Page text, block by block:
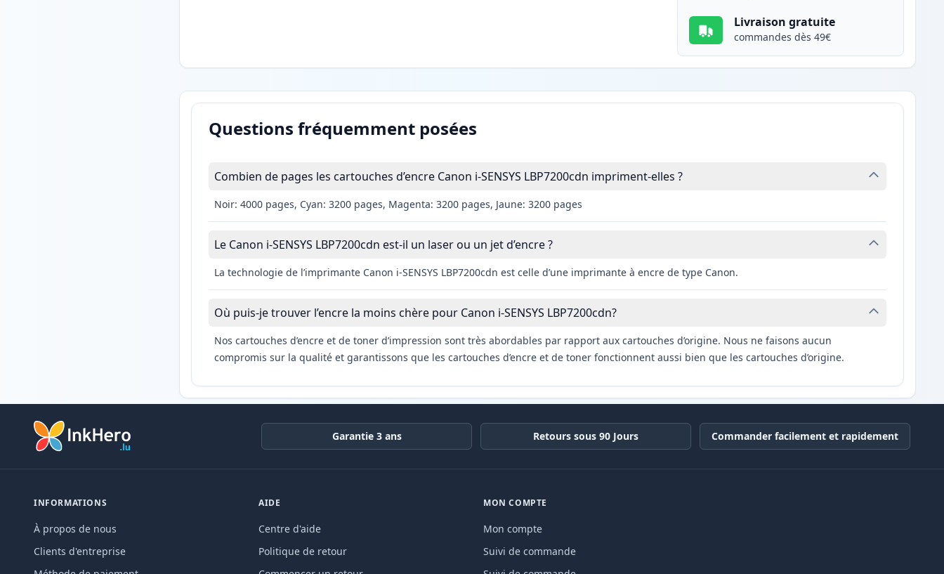
Livraison gratuite
commandes dès 49€
Questions fréquemment posées
Combien de pages les cartouches d’encre Canon i-SENSYS LBP7200cdn impriment-elles ?
Noir: 4000 pages, Cyan: 3200 pages, Magenta: 3200 pages, Jaune: 3200 pages
Le Canon i-SENSYS LBP7200cdn est-il un laser ou un jet d’encre ?
La technologie de l’imprimante Canon i-SENSYS LBP7200cdn est celle d’une imprimante à encre de type Canon.
Où puis-je trouver l’encre la moins chère pour Canon i-SENSYS LBP7200cdn?
Nos cartouches d’encre et de toner d’impression sont très abordables par rapport aux cartouches d’origine. Nous ne faisons aucun
compromis sur la qualité et garantissons que les cartouches d’encre et de toner fonctionnent aussi bien que les cartouches d’origine.
Garantie 3 ans Retours sous 90 Jours Commander facilement et rapidement
INFORMATIONS
À propos de nous
Clients d'entreprise
AIDE
Centre d'aide
Politique de retour
MON COMPTE
Mon compte
Suivi de commande